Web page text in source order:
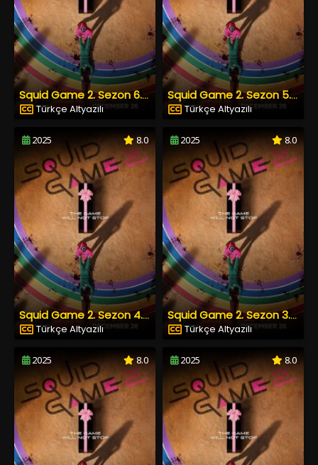
Squid Game 2. Sezon 6. Bölüm Türkçe Altyazılı izle
Türkçe Altyazılı
Squid Game 2. Sezon 5. Bölüm Türkçe Altyazılı izle
Türkçe Altyazılı
2025 8.0
Squid Game 2. Sezon 4. Bölüm Türkçe Altyazılı izle
Türkçe Altyazılı
2025 8.0
Squid Game 2. Sezon 3. Bölüm Türkçe Altyazılı izle
Türkçe Altyazılı
2025 8.0 2025 8.0